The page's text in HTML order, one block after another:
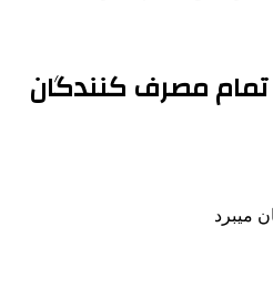
مصرف کنندگان